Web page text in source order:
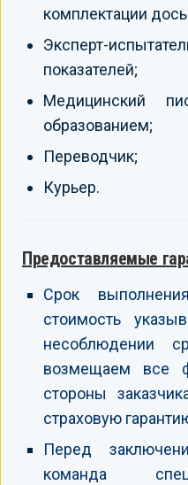
комплектации
Эксперт-
показателей;
Медицинский
образованием;
Переводчик;
Курьер.
Предоставляемые
Срок
стоимость
несоблюдении
возмещаем все
стороны
страховую
Перед
команда